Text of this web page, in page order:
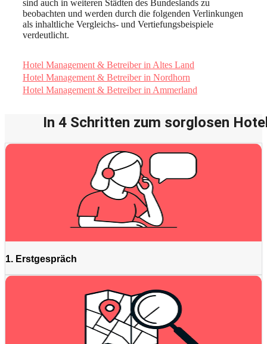
sind auch in weiteren Städten des Bundeslands zu
beobachten und werden durch die folgenden Verlinkungen
als inhaltliche Vergleichs- und Vertiefungsbeispiele
verdeutlicht.
Hotel Management & Betreiber in Altes Land
Hotel Management & Betreiber in Nordhorn
Hotel Management & Betreiber in Ammerland
In 4 Schritten zum sorglosen
1. Erstgespräch